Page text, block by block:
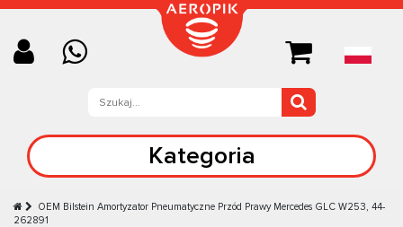
Kategoria
OEM Bilstein Amortyzator Pneumatyczne Przód Prawy Mercedes GLC W253, 44-
262891